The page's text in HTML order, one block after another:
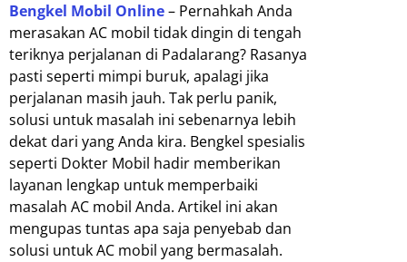
Bengkel Mobil Online– Pernahkah Anda
merasakan AC mobil tidak dingin di tengah
teriknya perjalanan di Padalarang? Rasanya
pasti seperti mimpi buruk, apalagi jika
perjalanan masih jauh. Tak perlu panik,
solusi untuk masalah ini sebenarnya lebih
dekat dari yang Anda kira. Bengkel spesialis
seperti Dokter Mobil hadir memberikan
layanan lengkap untuk memperbaiki
masalah AC mobil Anda. Artikel ini akan
mengupas tuntas apa saja penyebab dan
solusi untuk AC mobil yang bermasalah.